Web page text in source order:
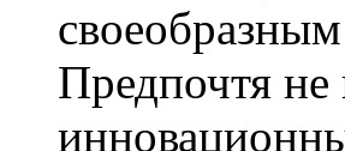
Предпочтя не